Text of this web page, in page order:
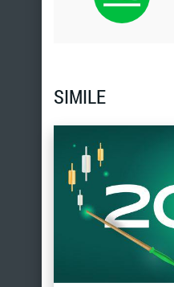
SIMILE